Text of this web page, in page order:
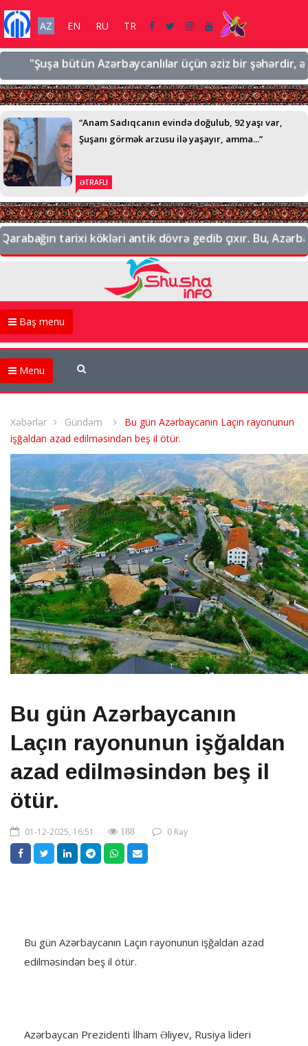
AZ EN RU TR
"Şuşa bütün Azərbaycanlılar üçün əziz bir şəhərdir,
“Anam Sadıqcanın evində doğulub, 92 yaşı var,
Şuşanı görmək arzusu ilə yaşayır, amma...”
ƏTRAFLI
tarixi kökləri antik dövrə gedib çıxır. Bu,
Baş menu
Menu
Xəbərlər Gündəm
Bu gün Azərbaycanın Laçın rayonunun
işğaldan azad edilməsindən beş il ötür.
Bu gün Azərbaycanın
Laçın rayonunun işğaldan
azad edilməsindən beş il
ötür.
01-12-2025, 16:51 188 0 Rəy
Bu gün Azərbaycanın Laçın rayonunun işğaldan azad
edilməsindən beş il ötür.
Azərbaycan Prezidenti İlham Əliyev, Rusiya lideri